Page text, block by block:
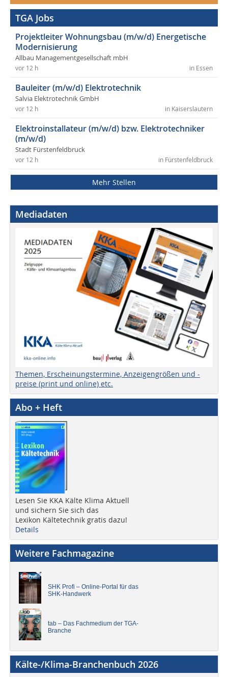
TGA Jobs
Projektleiter Wohnungsbau (m/w/d) Energetische
Modernisierung
Allbau Managementgesellschaft mbH
in Essen
vor 12 h
Bauleiter (m/w/d) Elektrotechnik
Salvia Elektrotechnik GmbH
in Kaiserslautern
vor 12 h
Elektroinstallateur (m/w/d) bzw. Elektrotechniker
(m/w/d)
Stadt Fürstenfeldbruck
in Fürstenfeldbruck
vor 12 h
Mehr Stellen
Mediadaten
Themen, Erscheinungstermine, Anzeigengrößen und -
preise (print und online) etc.
Abo + Heft
Lesen Sie KKA Kälte Klima Aktuell
und sichern Sie sich das
Lexikon Kältetechnik gratis dazu!
Details
Weitere Fachmagazine
SHK Profi – Online-Portal für das
SHK-Handwerk
tab – Das Fachmedium der TGA-
Branche
Kälte-/Klima-Branchenbuch 2026